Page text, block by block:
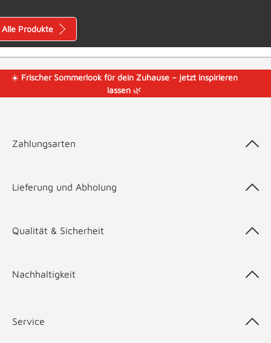
Alle Produkte
☀️ Frischer Sommerlook für dein Zuhause – jetzt inspirieren
lassen🌿
Zahlungsarten
Lieferung und Abholung
Qualität & Sicherheit
Nachhaltigkeit
Service